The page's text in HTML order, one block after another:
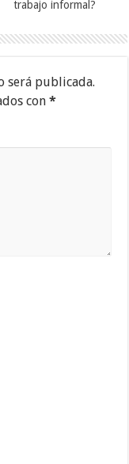
trabajo informal?
será publicada.
con*